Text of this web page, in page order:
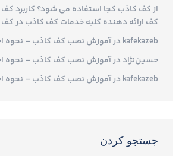
از کف کاذب کجا استفاده می شود؟ کاربرد کف
کف ارائه دهنده کلیه خدمات کف کاذب درکف
kafekazeb درآموزش نصب کف کاذب – نحوه
حسین‌نژاددرآموزش نصب کف کاذب – نحوه
kafekazeb درآموزش نصب کف کاذب – نحوه
جستجو کردن